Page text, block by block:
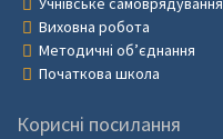
Виховна робота
Методичні об’єднання
Початкова школа
Корисні посилання